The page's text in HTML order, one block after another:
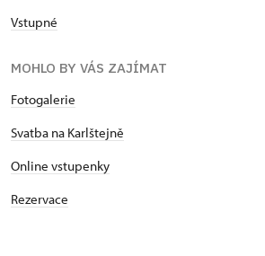
Vstupné
MOHLO BY VÁS ZAJÍMAT
Fotogalerie
Svatba na Karlštejně
Online vstupenky
Rezervace